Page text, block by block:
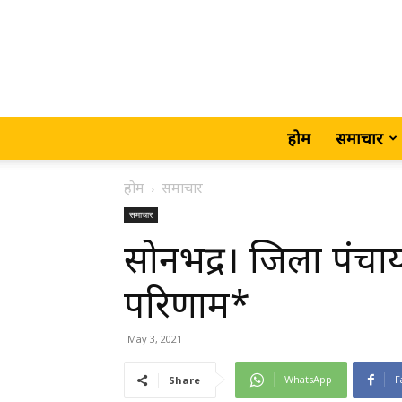
होम समाचार
होम समाचार
समाचार
सोनभद्र। जिला
परिणाम*
May 3, 2021
Share WhatsApp